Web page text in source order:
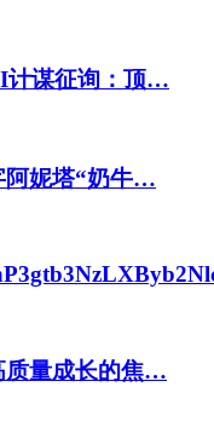
谋征询：顶…
妮塔“奶牛…
质量成长的焦…